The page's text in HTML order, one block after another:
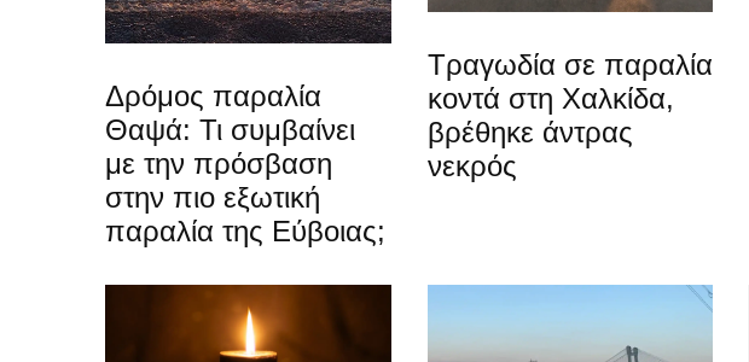
Δρόμος παραλία
Θαψά: Τι συμβαίνει
με την πρόσβαση
στην πιο εξωτική
παραλία της Εύβοιας;
Τραγωδία σε παραλία
κοντά στη Χαλκίδα,
βρέθηκε άντρας
νεκρός